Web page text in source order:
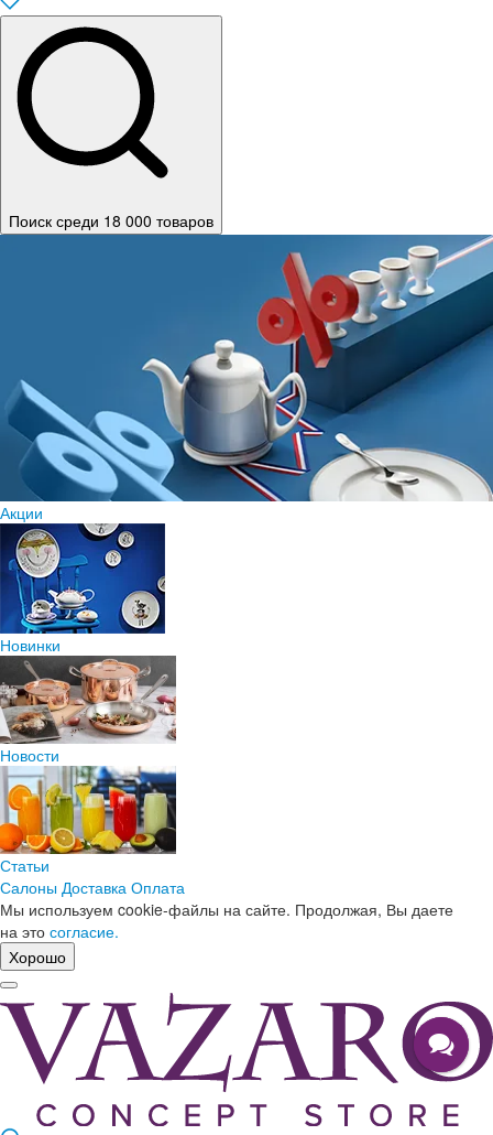
Поиск среди 18 000 товаров
Акции
Новинки
Новости
Статьи
Салоны Доставка Оплата
Мы используем cookie-файлы на сайте. Продолжая, Вы даете
на это согласие.
Хорошо